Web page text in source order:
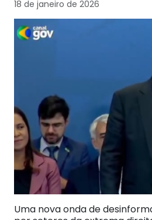
18 de janeiro de 2026
Uma nova onda de